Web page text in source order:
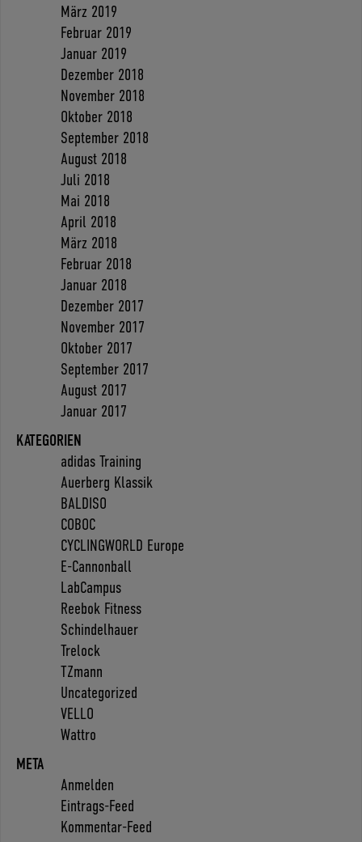
März 2019
Februar 2019
Januar 2019
Dezember 2018
November 2018
Oktober 2018
September 2018
August 2018
Juli 2018
Mai 2018
April 2018
März 2018
Februar 2018
Januar 2018
Dezember 2017
November 2017
Oktober 2017
September 2017
August 2017
Januar 2017
KATEGORIEN
adidas Training
Auerberg Klassik
BALDISO
COBOC
CYCLINGWORLD Europe
E-Cannonball
LabCampus
Reebok Fitness
Schindelhauer
Trelock
TZmann
Uncategorized
VELLO
Wattro
META
Anmelden
Eintrags-Feed
Kommentar-Feed